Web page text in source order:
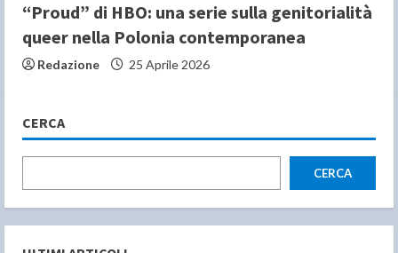
“Proud” di HBO: una serie sulla genitorialità
queer nella Polonia contemporanea
Redazione 25 Aprile 2026
CERCA
CERCA